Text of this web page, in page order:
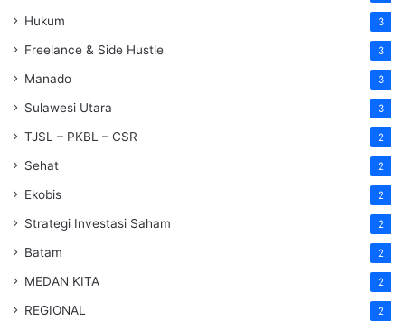
Hukum 3
Freelance & Side Hustle 3
Manado 3
Sulawesi Utara 3
TJSL – PKBL – CSR 2
Sehat 2
Ekobis 2
Strategi Investasi Saham 2
Batam 2
MEDAN KITA 2
REGIONAL 2